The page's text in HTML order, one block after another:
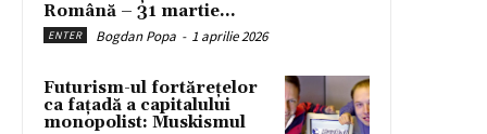
Română – 31 martie...
ENTER Bogdan Popa - 1 aprilie 2026
Futurism-ul fortărețelor
ca fațadă a capitalului
monopolist: Muskismul